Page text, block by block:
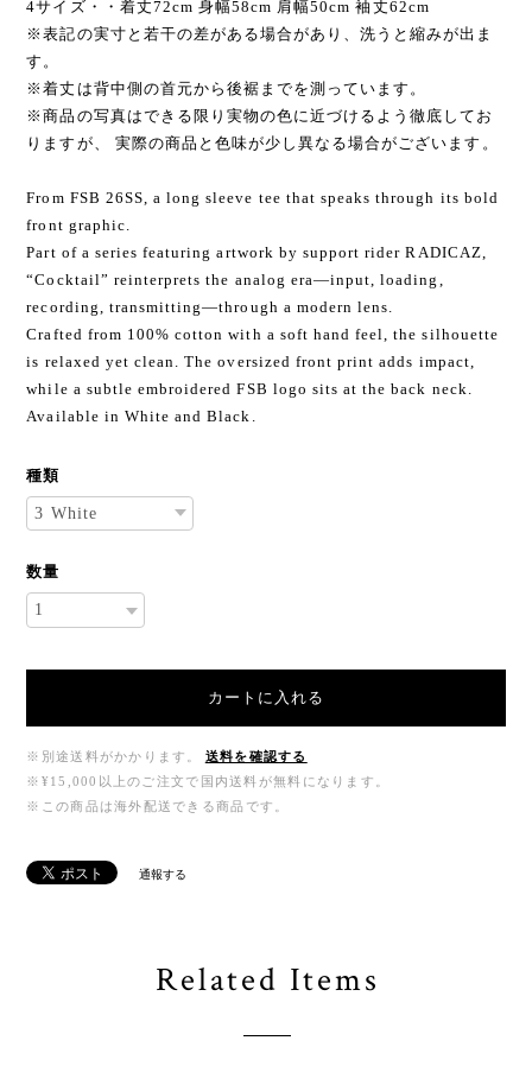
4サイズ・・着丈72cm 身幅58cm 肩幅50cm 袖丈62cm
※表記の実寸と若干の差がある場合があり、洗うと縮みが出ま
す。
※着丈は背中側の首元から後裾までを測っています。
※商品の写真はできる限り実物の色に近づけるよう徹底してお
りますが、 実際の商品と色味が少し異なる場合がございます。
From FSB 26SS, a long sleeve tee that speaks through its bold
front graphic.
Part of a series featuring artwork by support rider RADICAZ,
“Cocktail” reinterprets the analog era—input, loading,
recording, transmitting—through a modern lens.
Crafted from 100% cotton with a soft hand feel, the silhouette
is relaxed yet clean. The oversized front print adds impact,
while a subtle embroidered FSB logo sits at the back neck.
Available in White and Black.
種類
数量
カートに入れる
※別途送料がかかります。
送料を確認する
※¥15,000以上のご注文で国内送料が無料になります。
※この商品は海外配送できる商品です。
通報する
Related Items